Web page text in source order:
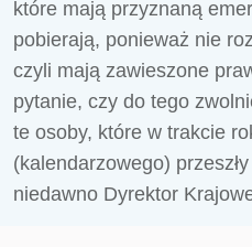
które mają przyznaną
pobierają, ponieważ nie
czyli mają zawieszone
pytanie, czy do tego
te osoby, które w trakcie
(kalendarzowego)
niedawno Dyrektor